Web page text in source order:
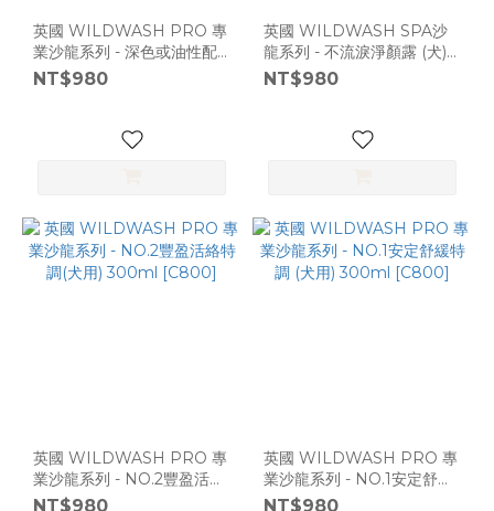
英國 WILDWASH PRO 專
業沙龍系列 - 深色或油性配
方(犬用) 300ml [C800]
NT$980
英國 WILDWASH SPA沙
龍系列 - 不流淚淨顏露 (犬)
300ml [C799]
NT$980
英國 WILDWASH PRO 專
業沙龍系列 - NO.2豐盈活絡
特調(犬用) 300ml [C800]
NT$980
英國 WILDWASH PRO 專
業沙龍系列 - NO.1安定舒緩
特調 (犬用) 300ml [C800]
NT$980